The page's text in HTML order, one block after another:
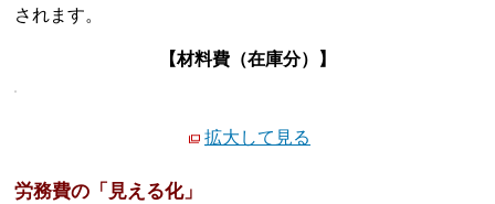
されます。
【材料費（在庫分）】
拡大して見る
労務費の「見える化」